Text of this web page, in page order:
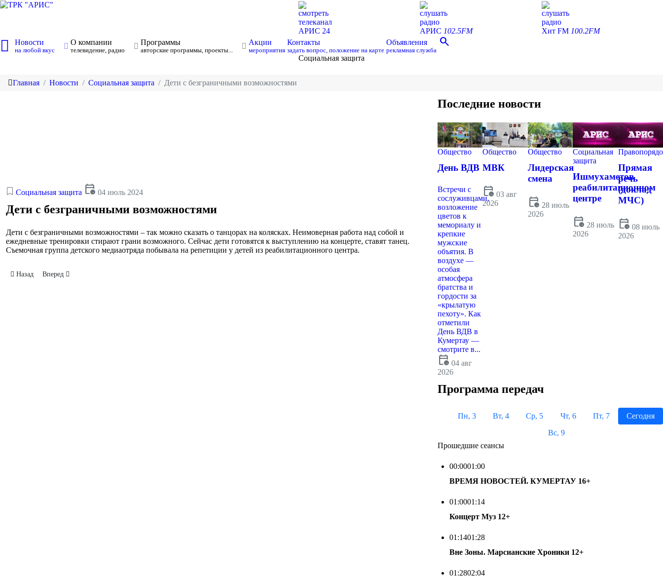
смотреть
телеканал
АРИС 24
слушать
радио
АРИС 102.5FM
слушать
радио
Хит FM 100.2FM
Новости
на любой вкус
О компании
телевидение, радио
Программы
авторские программы, проекты...
Акции
мероприятия
Контакты
задать вопрос, положение на карте
Объявления
рекламная служба
search
Социальная защита
Главная Новости Социальная защита Дети с безграничными возможностями
Социальная защита calendar_clock 04 июль 2024
Дети с безграничными возможностями
Дети с безграничными возможностями – так можно сказать о танцорах на колясках. Неимоверная работа над собой и
ежедневные тренировки стирают грани возможного. Сейчас дети готовятся к выступлению на концерте, ставят танец.
Съемочная группа детского медиаотряда побывала на репетиции у детей из реабилитационного центра.
Предыдущий: Гости в Центре семейного воспитания
Назад Следующий: Экскурсия для детей из Донецка
Вперед
Последние новости
Общество
День ВДВ
Встречи с
сослуживцами,
возложение
цветов к
мемориалу и
крепкие
мужские
объятия. В
воздухе —
особая
атмосфера
братства и
гордости за
«крылатую
пехоту». Как
отметили
День ВДВ в
Кумертау —
смотрите в...
calendar_clock 04 авг
2026
Общество
МВК
calendar_clock 03 авг
2026
Общество
Лидерская
смена
calendar_clock 28 июль
2026
Социальная
защита
Ишмухаметов
реабилитационном
центре
calendar_clock 28 июль
2026
Прямая
речь
(доклад
МЧС)
calendar_clock 08 июль
2026
Программа передач
Пн, 3 Вт, 4 Ср, 5 Чт, 6 Пт, 7
Сегодня
Вс, 9
Прошедшие сеансы
00:0001:00
ВРЕМЯ НОВОСТЕЙ. КУМЕРТАУ 16+
01:0001:14
Концерт Муз 12+
01:1401:28
Вне Зоны. Марсианские Хроники 12+
01:2802:04